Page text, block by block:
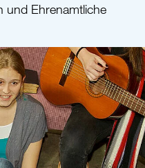
und Ehrenamtliche